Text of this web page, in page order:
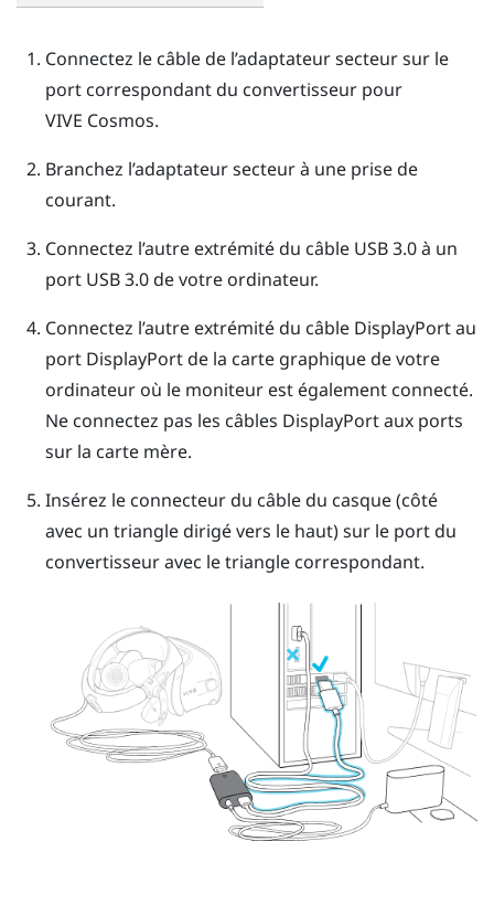
Connectez le câble de l’adaptateur secteur sur le
port correspondant du convertisseur pour
VIVE Cosmos.
Branchez l’adaptateur secteur à une prise de
courant.
Connectez l’autre extrémité du câble USB 3.0 à un
port USB 3.0 de votre ordinateur.
Connectez l’autre extrémité du câble DisplayPortau
port DisplayPortde la carte graphique de votre
ordinateur où le moniteur est également connecté.
Ne connectez pas les câbles DisplayPortaux ports
sur la carte mère.
Insérez le connecteur du câble du casque (côté
avec un triangle dirigé vers le haut) sur le port du
convertisseur avec le triangle correspondant.